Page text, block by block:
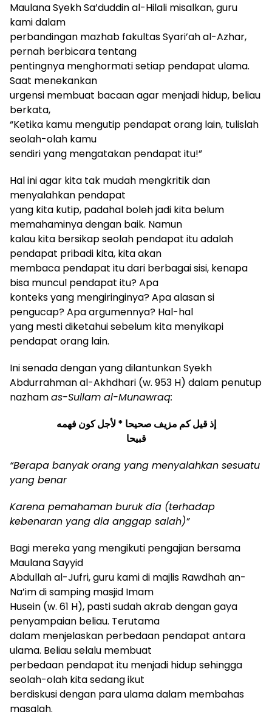
Maulana Syekh Sa’duddin al-Hilali misalkan, guru
kami dalam
perbandingan mazhab fakultas Syari’ah al-Azhar,
pernah berbicara tentang
pentingnya menghormati setiap pendapat ulama.
Saat menekankan
urgensi membuat bacaan agar menjadi hidup, beliau
berkata,
“Ketika kamu mengutip pendapat orang lain, tulislah
seolah-olah kamu
sendiri yang mengatakan pendapat itu!”
Hal ini agar kita tak mudah mengkritik dan
menyalahkan pendapat
yang kita kutip, padahal boleh jadi kita belum
memahaminya dengan baik. Namun
kalau kita bersikap seolah pendapat itu adalah
pendapat pribadi kita, kita akan
membaca pendapat itu dari berbagai sisi, kenapa
bisa muncul pendapat itu? Apa
konteks yang mengiringinya? Apa alasan si
pengucap? Apa argumennya? Hal-hal
yang mesti diketahui sebelum kita menyikapi
pendapat orang lain.
Ini senada dengan yang dilantunkanSyekh
Abdurrahman al-Akhdhari (w. 953 H) dalam penutup
nazhamas-Sullam al-Munawraq:
إذ قيل كم مزيف صحيحا * لأجل كون فهمه
قبيحا
“Berapa banyak orang yang menyalahkan sesuatu
yang benar
Karena pemahaman burukdia (terhadap
kebenaran yang dia anggap salah)”
Bagi mereka yang mengikuti pengajian bersama
Maulana Sayyid
Abdullah al-Jufri, guru kami di majlis Rawdhah an-
Na’im di samping masjid Imam
Husein (w. 61 H), pasti sudah akrab dengan gaya
penyampaian beliau. Terutama
dalam menjelaskan perbedaan pendapat antara
ulama. Beliau selalu membuat
perbedaan pendapat itu menjadi hidup sehingga
seolah-olah kita sedang ikut
berdiskusi dengan para ulama dalam membahas
masalah.